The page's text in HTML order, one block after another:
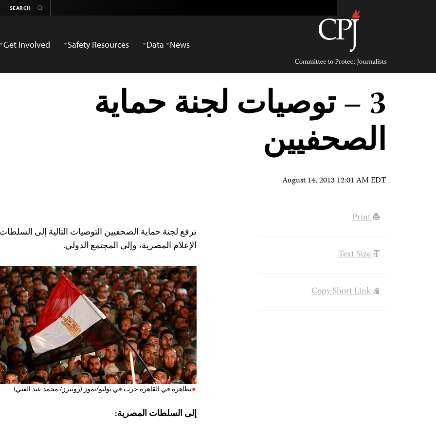
Committee
Protect
Journalists
News
Data
Safety Resources
Get Involved
3 – توصيات لجنة حماية
الصحفيين
August 14, 2013 12:01 AM EDT
ترفع لجنة حماية الصحفيين التوصيات التالية إلى
الإعلام المصرية، وإلى المجتمع الدولي.
تظاهرة في القاهرة جرت في يوليو/تموز (رويترز/ محمد عبد الغني)
إلى السلطات المصرية:
Print
Text Size
Copy Short Link